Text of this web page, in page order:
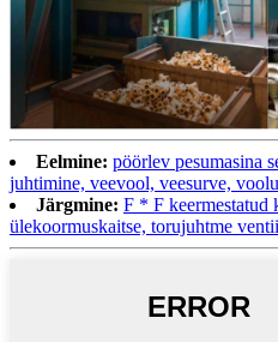
Eelmine: pöörlev pesumasina
juhtimine, veevool, veesurve,
Järgmine: F * F keermestatud
ülekoormuskaitse, torujuhtme